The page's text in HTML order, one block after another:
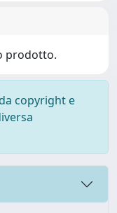
prodotto.
copyright e